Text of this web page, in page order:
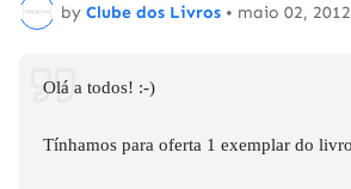
by Clube dos Livros • maio 02, 2012
Olá a todos! :-)
Tínhamos para oferta 1 exemplar do